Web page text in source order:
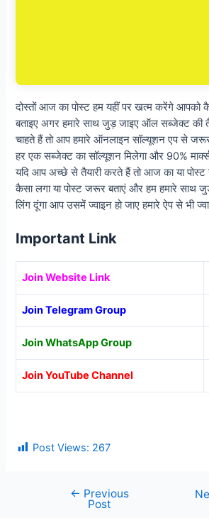
दोस्तों आज का पोस्ट हम यहीं पर खत्म करेंगे आपको
बताइए अगर हमारे साथ जुड़ जाइए ऑल सब्जेक्ट की
चाहते हैं तो आप हमारे ऑनलाइन सॉल्यूशन एप से
हर एक सब्जेक्ट का सॉल्यूशन मिलेगा और 90% मार्क्स
यदि आप अच्छे से तैयारी करते हैं तो आज का या पोस्ट
कैसा लगा या पोस्ट जरूर बताएं और हम हमारे साथ
लिंग दूंगा आप उसमें ज्वाइन हो जाए हमारे ऐप से भी
Important Link
Join Website Link
Join Telegram Group
Join WhatsApp Group
Join YouTube Channel
Post Views: 267
navigation
← Previous
Post